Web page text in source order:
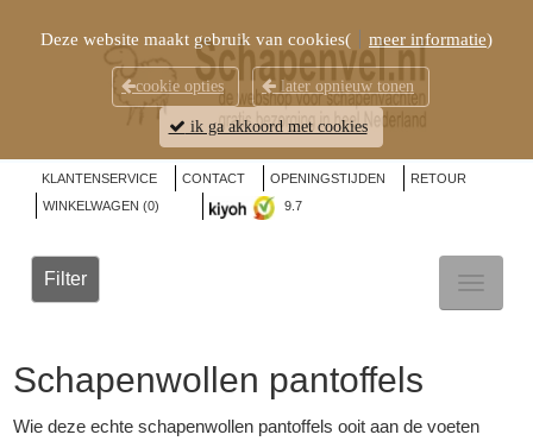
KLANTENSERVICE CONTACT OPENINGSTIJDEN
RETOUR
WINKELWAGEN (0) 9.7
Filter
Schapenwollen pantoffels
Wie deze echte schapenwollen pantoffels ooit aan de voeten
Deze website maakt gebruik van cookies( meer informatie)
cookie opties later opnieuw tonen
ik ga akkoord met cookies